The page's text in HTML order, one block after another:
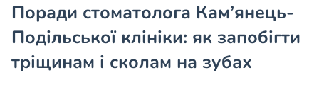
Поради стоматолога Кам’янець-
Подільської клініки: як запобігти
тріщинам і сколам на зубах